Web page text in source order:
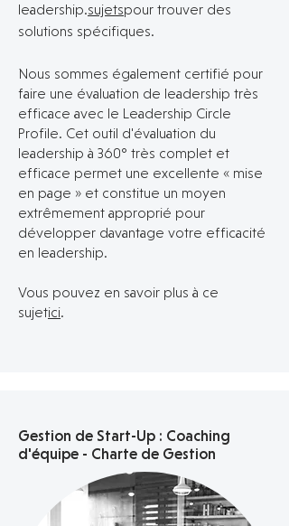
leadership.sujetspour trouver des
solutions spécifiques.
Nous sommes également certifié pour
faire une évaluation de leadership très
efficace avec le Leadership Circle
Profile. Cet outil d'évaluation du
leadership à 360° très complet et
efficace permet une excellente « mise
en page » et constitue un moyen
extrêmement approprié pour
développer davantage votre efficacité
en leadership.
Vous pouvez en savoir plus à ce
sujetici.
Gestion de Start-Up : Coaching
d'équipe - Charte de Gestion